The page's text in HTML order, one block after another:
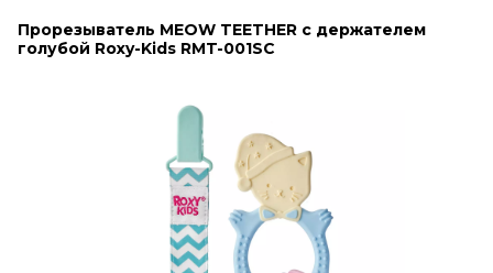
Прорезыватель MEOW TEETHER с держателем
голубой Roxy-Kids RMT-001SC